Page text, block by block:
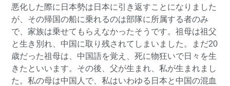
悪化した際に日本勢は日本に引き返すことになりました
が、その帰国の船に乗れるのは部隊に所属する者のみ
で、家族は乗せてもらえなかったそうです。祖母は祖父
と生き別れ、中国に取り残されてしまいました。まだ20
歳だった祖母は、中国語を覚え、死に物狂いで日々を生
きたといいます。その後、父が生まれ、私が生まれまし
た。私の母は中国人で、私はいわゆる日本と中国の混血